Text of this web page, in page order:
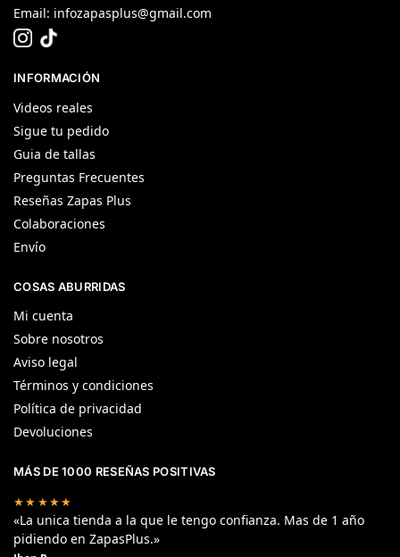
Email: infozapasplus@gmail.com
INFORMACIÓN
Videos reales
Sigue tu pedido
Guia de tallas
Preguntas Frecuentes
Reseñas Zapas Plus
Colaboraciones
Envío
COSAS ABURRIDAS
Mi cuenta
Sobre nosotros
Aviso legal
Términos y condiciones
Política de privacidad
Devoluciones
MÁS DE 1000 RESEÑAS POSITIVAS
★★★★★
«La unica tienda a la que le tengo confianza. Mas de 1 año
pidiendo en ZapasPlus.»